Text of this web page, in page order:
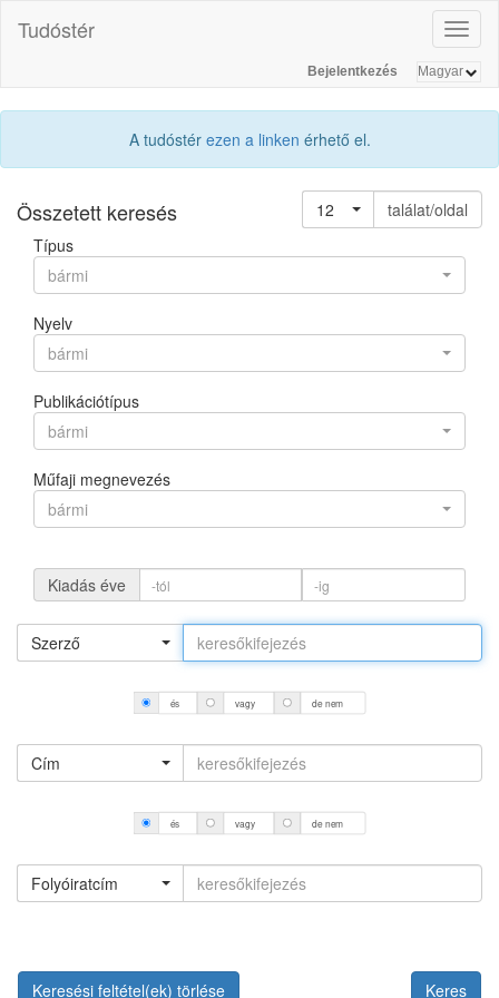
Tudóstér
Bejelentkezés
A tudóstér ezen a linken érhető el.
Összetett keresés 12
találat/oldal
Típus
bármi
Nyelv
bármi
Publikációtípus
bármi
Műfaji megnevezés
bármi
Kiadás éve
Szerző
és vagy de nem
Cím
és vagy de nem
Folyóiratcím
Keresési feltétel(ek) törlése